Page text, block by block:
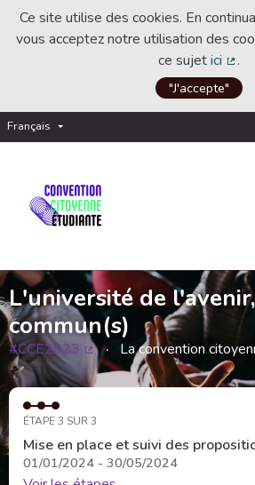
Ce site utilise des cookies. En
vous acceptez notre utilisation des
ce sujetici .
"J'accepte"
Français Choisir la langue
L'université de
commun(s)
#CCE2023
(Lien externe)
La convention
ÉTAPE 3 SUR 3
Mise en place et suivi des
01/01/2024 - 30/05/2024